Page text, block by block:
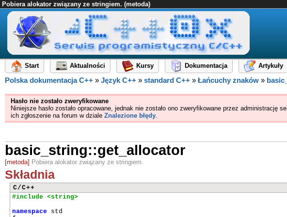
Pobiera alokator związany ze stringiem. (metoda)
Start Aktualności Kursy Dokumentacja Artykuły
Polska dokumentacja C++ » Język C++ » standard C++ » Łańcuchy znaków »
Hasło nie zostało zweryfikowane
Niniejsze hasło zostało opracowane, jednak nie zostało ono zweryfikowane przez
ich zgłoszenie na forum w dziale Znalezione błędy.
basic_string::get_allocator
[metoda] Pobiera alokator związany ze stringiem.
Składnia
C/C++
#include <string>
namespace std